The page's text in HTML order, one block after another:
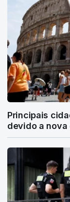
Principais
devido a